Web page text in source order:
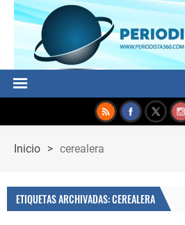
Inicio > cerealera
ETIQUETAS ARCHIVADAS: CEREALERA